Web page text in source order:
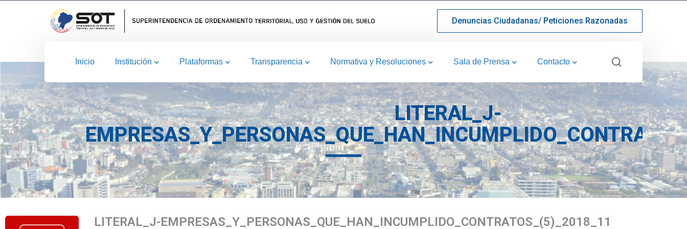
Denuncias Ciudadanas/ Peticiones Razonadas
Inicio Institución Plataformas Transparencia Normativa y Resoluciones Sala de Prensa Contacto
LITERAL_J-
LITERAL_J-EMPRESAS_Y_PERSONAS_QUE_HAN_INCUMPLIDO_CONTRATOS_(5)_2018_11